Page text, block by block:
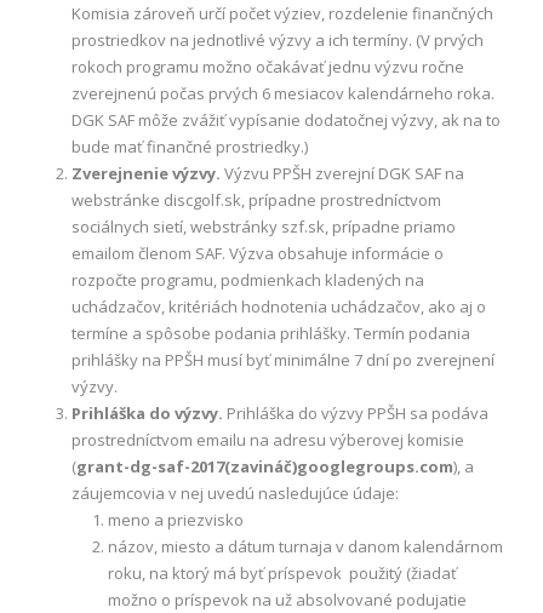
Komisia zároveň určí počet výziev, rozdelenie finančných
prostriedkov na jednotlivé výzvy a ich termíny. (V prvých
rokoch programu možno očakávať jednu výzvu ročne
zverejnenú počas prvých 6 mesiacov kalendárneho roka.
DGK SAF môže zvážiť vypísanie dodatočnej výzvy, ak na to
bude mať finančné prostriedky.)
Zverejnenie výzvy. Výzvu PPŠH zverejní DGK SAF na
webstránke discgolf.sk, prípadne prostredníctvom
sociálnych sietí, webstránky szf.sk, prípadne priamo
emailom členom SAF. Výzva obsahuje informácie o
rozpočte programu, podmienkach kladených na
uchádzačov, kritériách hodnotenia uchádzačov, ako aj o
termíne a spôsobe podania prihlášky. Termín podania
prihlášky na PPŠH musí byť minimálne 7 dní po zverejnení
výzvy.
Prihláška do výzvy. Prihláška do výzvy PPŠH sa podáva
prostredníctvom emailu na adresu výberovej komisie
(grant-dg-saf-2017(zavináč)googlegroups.com), a
záujemcovia v nej uvedú nasledujúce údaje:
meno a priezvisko
názov, miesto a dátum turnaja v danom kalendárnom
roku, na ktorý má byť príspevok použitý (žiadať
možno o príspevok na už absolvované podujatie